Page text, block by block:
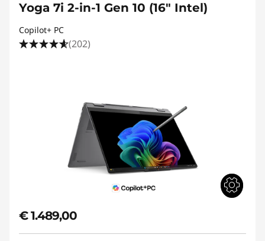
Yoga 7i 2-in-1 Gen 10 (16" Intel)
Copilot+ PC
(202)
€ 1.489,00